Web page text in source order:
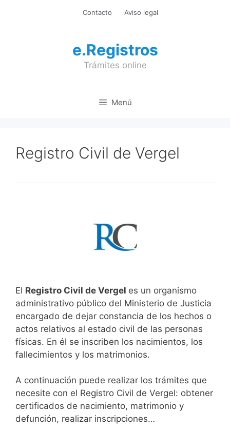
Contacto Aviso legal
e.Registros
Trámites online
Menú
Registro Civil de Vergel
El Registro Civil de Vergel es un organismo
administrativo público del Ministerio de Justicia
encargado de dejar constancia de los hechos o
actos relativos al estado civil de las personas
físicas. En él se inscriben los nacimientos, los
fallecimientos y los matrimonios.
A continuación puede realizar los trámites que
necesite con el Registro Civil de Vergel: obtener
certificados de nacimiento, matrimonio y
defunción, realizar inscripciones…